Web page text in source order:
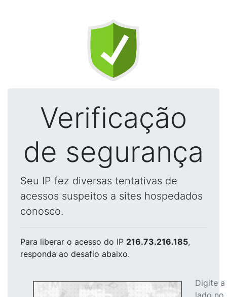
Verificação
de segurança
Seu IP fez diversas tentativas de
acessos suspeitos a sites hospedados
conosco.
Para liberar o acesso do IP 216.73.216.185,
responda ao desafio abaixo.
Digite
lado no